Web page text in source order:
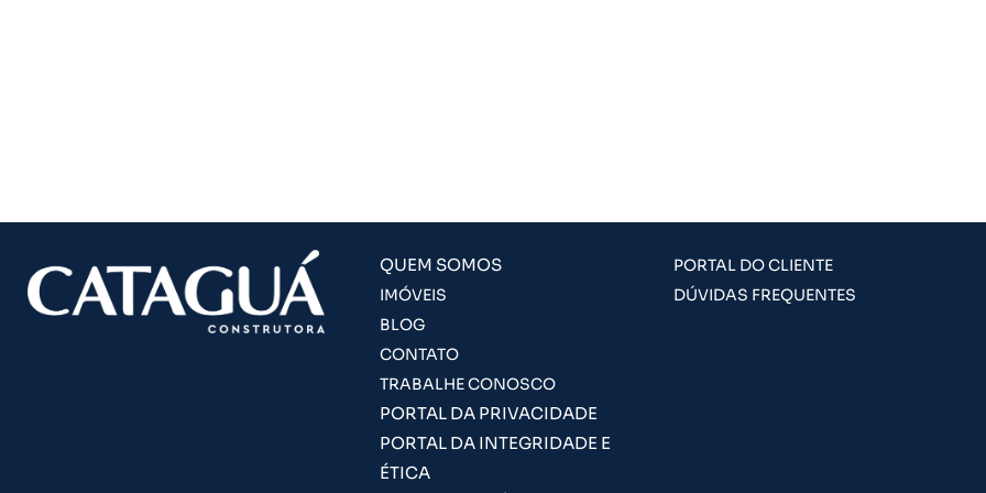
QUEM SOMOS
IMÓVEIS
BLOG
CONTATO
TRABALHE CONOSCO
PORTAL DA PRIVACIDADE
PORTAL DA INTEGRIDADE E
ÉTICA
PORTAL DO CLIENTE
DÚVIDAS FREQUENTES